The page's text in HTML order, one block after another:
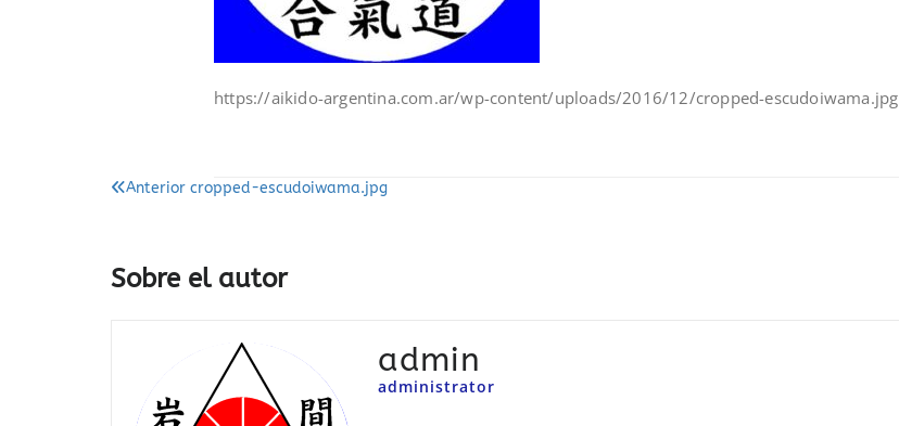
https://aikido-argentina.com.ar/wp-content/uploads/2016/12/cropped-escudoiwama.jpg
Navegación
entradas
Anterior cropped-escudoiwama.jpg
Sobre el autor
admin
administrator